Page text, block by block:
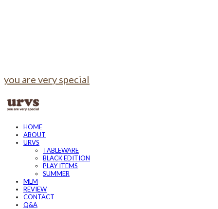
you are very special
HOME
ABOUT
URVS
TABLEWARE
BLACK EDITION
PLAY ITEMS
SUMMER
MLM
REVIEW
CONTACT
Q&A